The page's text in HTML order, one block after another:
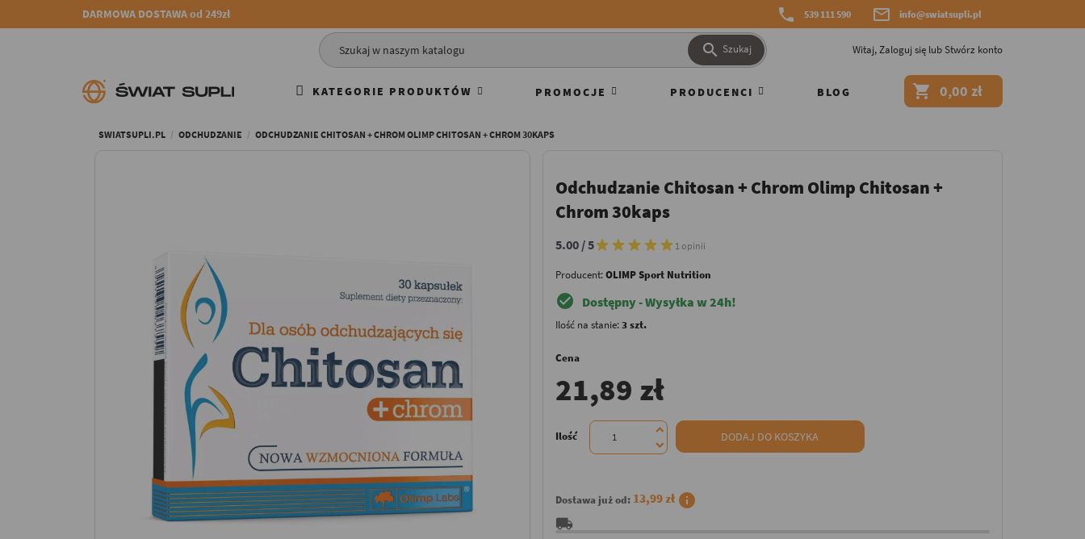
DARMOWA DOSTAWA od 249zł  539 111 590  info@swiatsupli.pl
 Szukaj Witaj,Zaloguj się lubStwórz konto
KATEGORIE PRODUKTÓW PROMOCJE PRODUCENCI BLOG  0,00 zł
SWIATSUPLI.PL ODCHUDZANIE ODCHUDZANIE CHITOSAN + CHROM OLIMP CHITOSAN + CHROM 30KAPS
Odchudzanie Chitosan + Chrom Olimp Chitosan +
Chrom 30kaps
5.00 / 5 1 opinii
Producent:OLIMP Sport Nutrition
check_circle Dostępny - Wysyłka w 24h!
Ilość na stanie:3 szt.
Cena
21,89 zł
Ilość DODAJ DO KOSZYKA
Dostawa już od: 13,99 zł info
local_shipping